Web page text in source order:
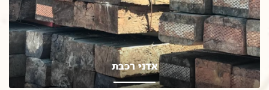
אדני רכבת